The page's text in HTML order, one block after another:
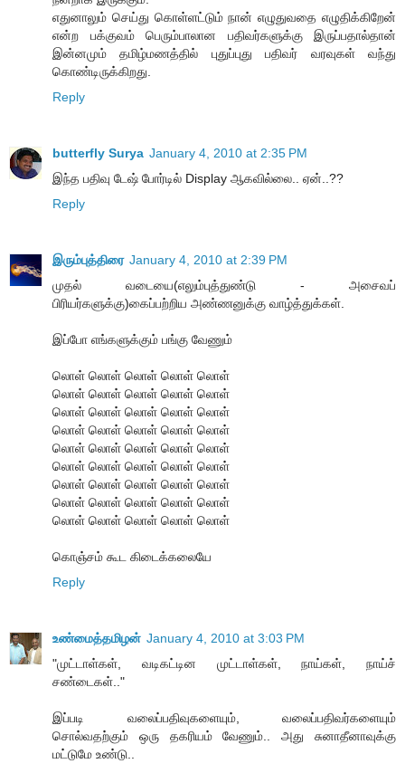
எதுனாலும் செய்து கொள்ளட்டும் நான் எழுதுவதை எழுதிக்கிறேன்
என்ற பக்குவம் பெரும்பாலான பதிவர்களுக்கு இருப்பதால்தான்
இன்னமும் தமிழ்மணத்தில் புதுப்புது பதிவர் வரவுகள் வந்து
கொண்டிருக்கிறது.
Reply
butterfly Surya January 4, 2010 at 2:35 PM
இந்த பதிவு டேஷ் போர்டில் Display ஆகவில்லை.. ஏன்..??
Reply
இரும்புத்திரை January 4, 2010 at 2:39 PM
முதல் வடையை(எலும்புத்துண்டு - அசைவப்
பிரியர்களுக்கு)கைப்பற்றிய அண்ணனுக்கு வாழ்த்துக்கள்.
இப்போ எங்களுக்கும் பங்கு வேணும்
லொள் லொள் லொள் லொள் லொள்
லொள் லொள் லொள் லொள் லொள்
லொள் லொள் லொள் லொள் லொள்
லொள் லொள் லொள் லொள் லொள்
லொள் லொள் லொள் லொள் லொள்
லொள் லொள் லொள் லொள் லொள்
லொள் லொள் லொள் லொள் லொள்
லொள் லொள் லொள் லொள் லொள்
லொள் லொள் லொள் லொள் லொள்
கொஞ்சம் கூட கிடைக்கலையே
Reply
உண்மைத்தமிழன் January 4, 2010 at 3:03 PM
"முட்டாள்கள், வடிகட்டின முட்டாள்கள், நாய்கள், நாய்ச்
சண்டைகள்.."
இப்படி வலைப்பதிவுகளையும், வலைப்பதிவர்களையும்
சொல்வதற்கும் ஒரு தகரியம் வேணும்.. அது சுனாதீனாவுக்கு
மட்டுமே உண்டு..